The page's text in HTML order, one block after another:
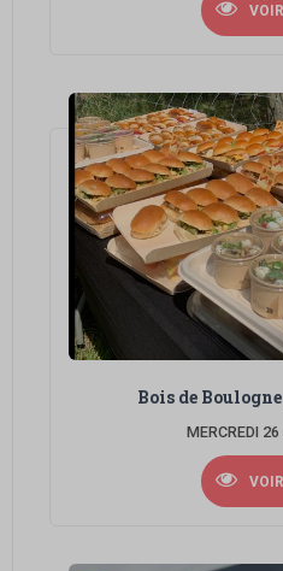
Bois de
MERCREDI